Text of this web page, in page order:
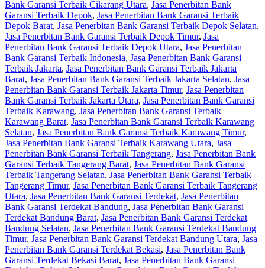
Bank Garansi Terbaik Cikarang Utara, Jasa Penerbitan Bank
Garansi Terbaik Depok, Jasa Penerbitan Bank Garansi Terbaik
Depok Barat, Jasa Penerbitan Bank Garansi Terbaik Depok Selatan,
Jasa Penerbitan Bank Garansi Terbaik Depok Timur, Jasa
Penerbitan Bank Garansi Terbaik Depok Utara, Jasa Penerbitan
Bank Garansi Terbaik Indonesia, Jasa Penerbitan Bank Garansi
Terbaik Jakarta, Jasa Penerbitan Bank Garansi Terbaik Jakarta
Barat, Jasa Penerbitan Bank Garansi Terbaik Jakarta Selatan, Jasa
Penerbitan Bank Garansi Terbaik Jakarta Timur, Jasa Penerbitan
Bank Garansi Terbaik Jakarta Utara, Jasa Penerbitan Bank Garansi
Terbaik Karawang, Jasa Penerbitan Bank Garansi Terbaik
Karawang Barat, Jasa Penerbitan Bank Garansi Terbaik Karawang
Selatan, Jasa Penerbitan Bank Garansi Terbaik Karawang Timur,
Jasa Penerbitan Bank Garansi Terbaik Karawang Utara, Jasa
Penerbitan Bank Garansi Terbaik Tangerang, Jasa Penerbitan Bank
Garansi Terbaik Tangerang Barat, Jasa Penerbitan Bank Garansi
Terbaik Tangerang Selatan, Jasa Penerbitan Bank Garansi Terbaik
Tangerang Timur, Jasa Penerbitan Bank Garansi Terbaik Tangerang
Utara, Jasa Penerbitan Bank Garansi Terdekat, Jasa Penerbitan
Bank Garansi Terdekat Bandung, Jasa Penerbitan Bank Garansi
Terdekat Bandung Barat, Jasa Penerbitan Bank Garansi Terdekat
Bandung Selatan, Jasa Penerbitan Bank Garansi Terdekat Bandung
Timur, Jasa Penerbitan Bank Garansi Terdekat Bandung Utara, Jasa
Penerbitan Bank Garansi Terdekat Bekasi, Jasa Penerbitan Bank
Garansi Terdekat Bekasi Barat, Jasa Penerbitan Bank Garansi